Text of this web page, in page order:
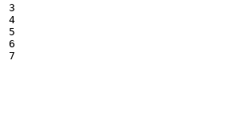
3
4
5
6